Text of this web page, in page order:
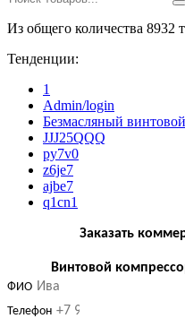
Из общего количества 8932
Тенденции:
1
Admin/login
Безмасляный
JJJ25QQQ
py7v0
z6je7
ajbe7
q1cn1
Заказать
Винтовой
ФИО
Телефон